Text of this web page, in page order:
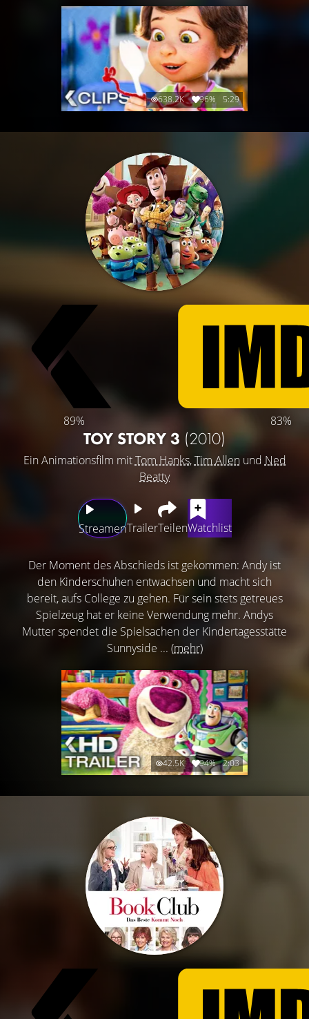
638.2K 96% 5:29
89% 83%
TOY STORY 3 (2010)
Ein Animationsfilm mitTom Hanks,Tim Allenund Ned
Beatty
StreamenTrailerTeilenWatchlist
Der Moment des Abschieds ist gekommen: Andy ist
den Kinderschuhen entwachsen und macht sich
bereit, aufs College zu gehen. Für sein stets getreues
Spielzeug hat er keine Verwendung mehr. Andys
Mutter spendet die Spielsachen der Kindertagesstätte
Sunnyside ... (mehr)
42.5K 94% 2:03